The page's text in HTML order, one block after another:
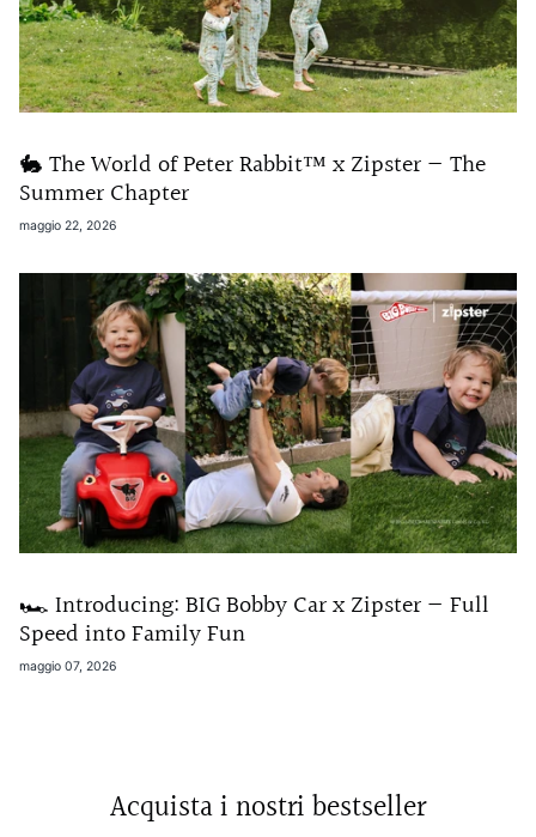
🐇 The World of Peter Rabbit™ x Zipster — The
Summer Chapter
maggio 22, 2026
🏎️ Introducing: BIG Bobby Car x Zipster — Full
Speed into Family Fun
maggio 07, 2026
Acquista i nostri bestseller